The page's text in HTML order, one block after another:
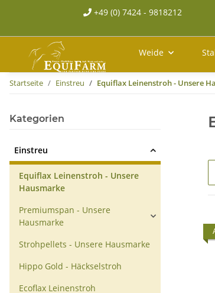
+49 (0) 7424 - 9818212
Weide
Startseite Einstreu Equiflax Leinenstroh - Unsere
Kategorien
Einstreu
Equiflax Leinenstroh - Unsere
Hausmarke
Premiumspan - Unsere
Hausmarke
Strohpellets - Unsere Hausmarke
Hippo Gold - Häckselstroh
Ecoflax Leinenstroh